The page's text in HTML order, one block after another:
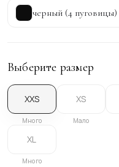
черный (4 пуговицы)
Выберите размер
XXS
Много
XS
Мало
XL
Много